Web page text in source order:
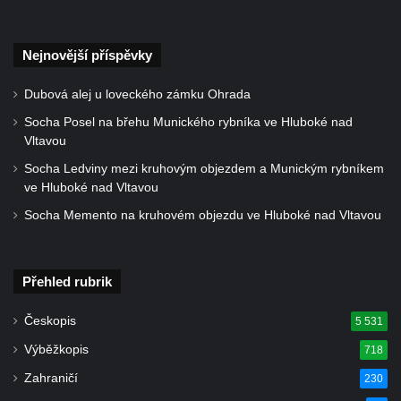
Fuchsova vila v Kraslicích
Katova ulička v Kadani
Fara u kostela svatého Josefa v Krásné u
Pěnčína
Vila Landhaus čp. 1230/6 v ulici Pod
Doubravkou v Teplicích
Nejnovější příspěvky
Dubová alej u loveckého zámku Ohrada
Socha Posel na břehu Munického rybníka ve Hluboké nad
Vltavou
Socha Ledviny mezi kruhovým objezdem a Munickým rybníkem
ve Hluboké nad Vltavou
Socha Memento na kruhovém objezdu ve Hluboké nad Vltavou
Přehled rubrik
Českopis 5 531
Výběžkopis 718
Zahraničí 230